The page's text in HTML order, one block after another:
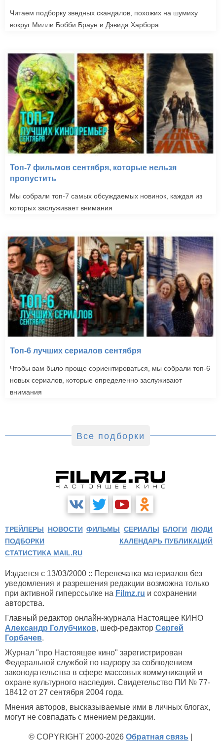
Читаем подборку зведных скандалов, похожих на шумиху
вокруг Милли Бобби Браун и Дэвида Харбора
Топ-7 фильмов сентября, которые нельзя
пропустить
Мы собрали топ-7 самых обсуждаемых новинок, каждая из
которых заслуживает внимания
Топ-6 лучших сериалов сентября
Чтобы вам было проще сориентироваться, мы собрали топ-6
новых сериалов, которые определенно заслуживают
внимания
Все подборки
ТРЕЙЛЕРЫ НОВОСТИ ФИЛЬМЫ СЕРИАЛЫ БЛОГИ ЛЮДИ
ПОДБОРКИ
КАЛЕНДАРЬ ПУБЛИКАЦИЙ
СТАТИСТИКА MAIL.RU
Издается с 13/03/2000 :: Перепечатка материалов без
уведомления и разрешения редакции возможна только
при активной гиперссылке на Filmz.ru и сохранении
авторства.
Главный редактор онлайн-журнала Настоящее КИНО
Александр Голубчиков, шеф-редактор Сергей
Горбачев.
Журнал "про Настоящее кино" зарегистрирован
Федеральной службой по надзору за соблюдением
законодательства в сфере массовых коммуникаций и
охране культурного наследия. Свидетельство ПИ № 77-
18412 от 27 сентября 2004 года.
Мнения авторов, высказываемые ими в личных блогах,
могут не совпадать с мнением редакции.
© COPYRIGHT 2000-2026 Обратная связь